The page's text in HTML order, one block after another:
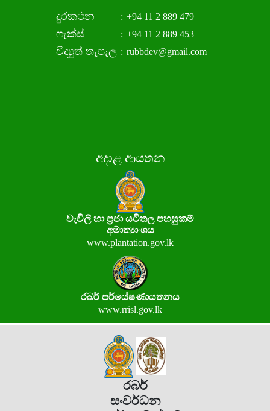
දුරකථන : +94 11 2 889 479
ෆැක්ස් : +94 11 2 889 453
විද්‍යුත් තැපෑල : rubbdev@gmail.com
අදාළ ආයතන
වැවිලි හා ප්‍රජා යටිතල පහසුකම්
අමාත්‍යාංශය
www.plantation.gov.lk
රබර් පර්යේෂණායතනය
www.rrisl.gov.lk
රබර්
සංවර්ධන